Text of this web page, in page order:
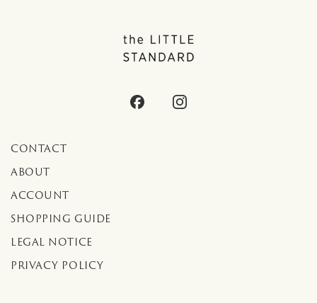
CONTACT
ABOUT
ACCOUNT
SHOPPING GUIDE
LEGAL NOTICE
PRIVACY POLICY